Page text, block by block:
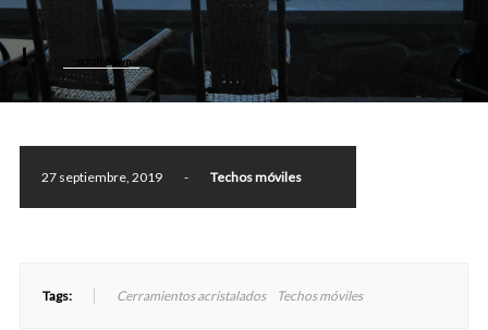
scroll down
27 septiembre, 2019 - Techos móviles
Tags: Cerramientos acristalados Techos móviles